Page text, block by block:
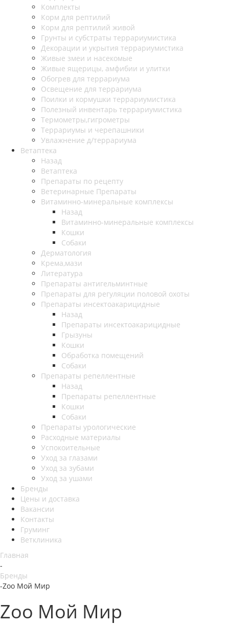
Комплекты
Корм для рептилий
Корм для рептилий живой
Грунты и субстраты террариумистика
Декорации и укрытия террариумистика
Живые змеи и насекомые
Живые ящерицы, амфибии и улитки
Обогрев для террариума
Освещение для террариума
Поилки и кормушки террариумистика
Полезный инвентарь террариумистика
Термометры,гигрометры
Террариумы и черепашники
Увлажнение д/террариума
Ветаптека
Назад
Ветаптека
Препараты по рецепту
Ветеринарные Препараты
Витаминно-минеральные комплексы
Назад
Витаминно-минеральные комплексы
Кошки
Собаки
Дерматология
Крема,мази
Литература
Препараты антигельминтные
Препараты для регуляции половой охоты
Препараты инсектоакарицидные
Назад
Препараты инсектоакарицидные
Грызуны
Кошки
Обработка помещений
Собаки
Препараты репеллентные
Назад
Препараты репеллентные
Кошки
Собаки
Препараты урологические
Расходные материалы
Успокоительные
Уход за глазами
Уход за зубами
Уход за ушами
Бренды
Цены и доставка
Вакансии
Контакты
Груминг
Ветклиника
Главная
-
Бренды
-Zoo Мой Мир
Zoo Мой Мир